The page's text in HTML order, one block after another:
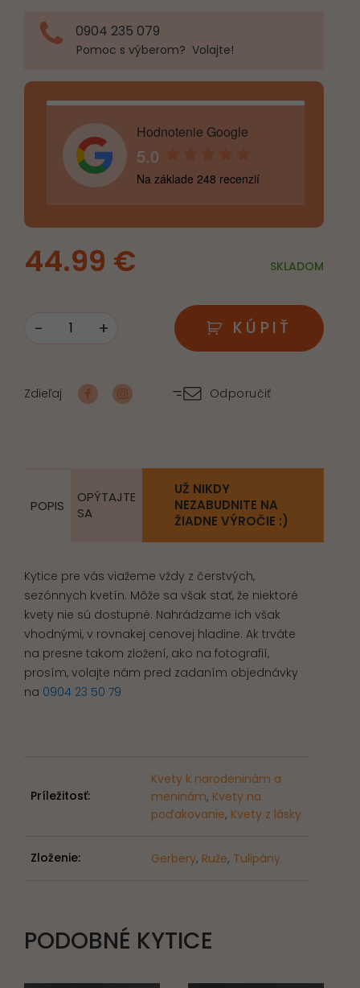
0904 235 079
Pomoc s výberom? Volajte!
Hodnotenie Google
5.0
Na základe 248 recenzií
44.99 € SKLADOM
- + KÚPIŤ
Zdieľaj Odporučiť
POPIS
OPÝTAJTE
SA
UŽ NIKDY
NEZABUDNITE NA
ŽIADNE VÝROČIE :)
Kytice pre vás viažeme vždy z čerstvých,
sezónnych kvetín. Môže sa však stať, že niektoré
kvety nie sú dostupné. Nahrádzame ich však
vhodnými, v rovnakej cenovej hladine. Ak trváte
na presne takom zložení, ako na fotografií,
prosím, volajte nám pred zadaním objednávky
na 0904 23 50 79
Príležitosť:
Kvety k narodeninám a
meninám, Kvety na
poďakovanie, Kvety z lásky
Zloženie: Gerbery, Ruže, Tulipány
PODOBNÉ KYTICE